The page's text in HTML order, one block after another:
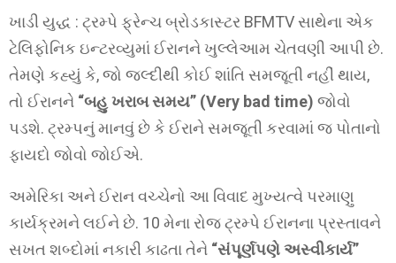
ખાડી યુદ્ધ : ટ્રમ્પે ફ્રેન્ચ બ્રોડકાસ્ટર BFMTV સાથેના એક
ટેલિફોનિક ઇન્ટરવ્યુમાં ઈરાનને ખુલ્લેઆમ ચેતવણી આપી છે.
તેમણે કહ્યું કે, જો જલ્દીથી કોઈ શાંતિ સમજૂતી નહીં થાય,
તો ઈરાનને “બહુ ખરાબ સમય” (Very bad time) જોવો
પડશે. ટ્રમ્પનું માનવું છે કે ઈરાને સમજૂતી કરવામાં જ પોતાનો
ફાયદો જોવો જોઈએ.
અમેરિકા અને ઈરાન વચ્ચેનો આ વિવાદ મુખ્યત્વે પરમાણુ
કાર્યક્રમને લઈને છે. 10 મેના રોજ ટ્રમ્પે ઈરાનના પ્રસ્તાવને
સખત શબ્દોમાં નકારી કાઢતા તેને “સંપૂર્ણપણે અસ્વીકાર્ય”